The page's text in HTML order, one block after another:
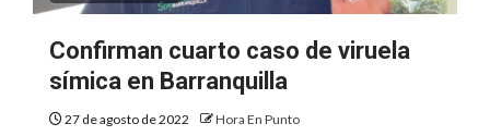
Confirman cuarto caso de viruela
símica en Barranquilla
27 de agosto de 2022 Hora En Punto